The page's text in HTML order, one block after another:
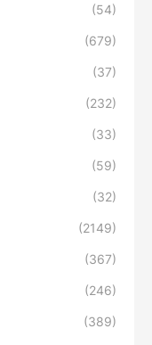
(54)
(679)
(37)
(232)
(33)
(59)
(32)
(2149)
(367)
(246)
(389)